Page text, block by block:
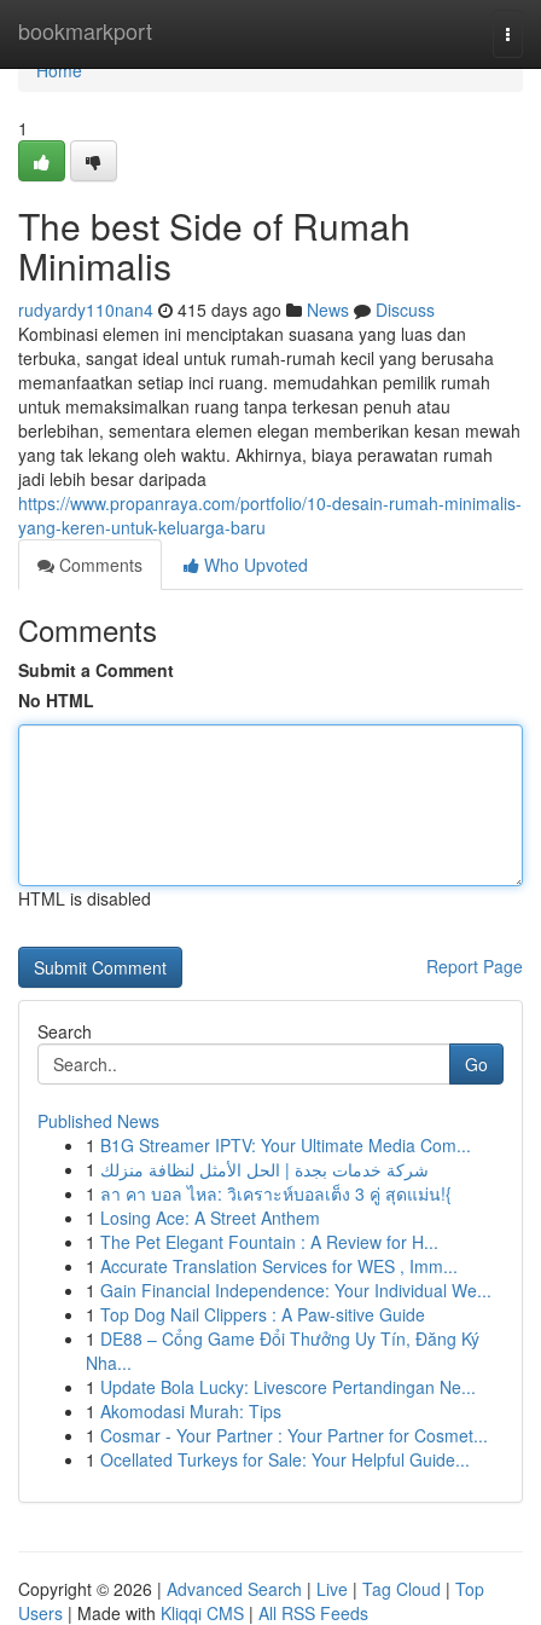
bookmarkport
Home
Home
1
The best Side of Rumah
Minimalis
rudyardy110nan4 415 days ago News
Discuss
Kombinasi elemen ini menciptakan suasana yang luas dan
terbuka, sangat ideal untuk rumah-rumah kecil yang berusaha
memanfaatkan setiap inci ruang. memudahkan pemilik rumah
untuk memaksimalkan ruang tanpa terkesan penuh atau
berlebihan, sementara elemen elegan memberikan kesan mewah
yang tak lekang oleh waktu. Akhirnya, biaya perawatan rumah
jadi lebih besar daripada
https://www.propanraya.com/portfolio/10-desain-rumah-minimalis-
yang-keren-untuk-keluarga-baru
Comments
Who Upvoted
Comments
Submit a Comment
No HTML
HTML is disabled
Report Page
Search
Go
Published News
1 B1G Streamer IPTV: Your Ultimate Media Com...
1 شركة خدمات بجدة | الحل الأمثل لنظافة منزلك
1 ลา คา บอล ไหล: วิเคราะห์บอลเต็ง 3 คู่ สุดแม่น!{
1 Losing Ace: A Street Anthem
1 The Pet Elegant Fountain : A Review for H...
1 Accurate Translation Services for WES , Imm...
1 Gain Financial Independence: Your Individual We...
1 Top Dog Nail Clippers : A Paw-sitive Guide
1 DE88 – Cổng Game Đổi Thưởng Uy Tín, Đăng Ký
Nha...
1 Update Bola Lucky: Livescore Pertandingan Ne...
1 Akomodasi Murah: Tips
1 Cosmar - Your Partner : Your Partner for Cosmet...
1 Ocellated Turkeys for Sale: Your Helpful Guide...
Copyright © 2026 | Advanced Search | Live | Tag Cloud | Top
Users | Made with Kliqqi CMS | All RSS Feeds